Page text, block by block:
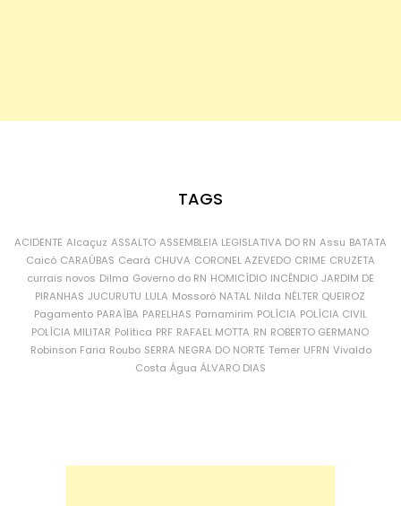
TAGS
ACIDENTE Alcaçuz ASSALTO ASSEMBLEIA LEGISLATIVA DO RN Assu BATATA
Caicó CARAÚBAS Ceará CHUVA CORONEL AZEVEDO CRIME CRUZETA
currais novos Dilma Governo do RN HOMICÍDIO INCÊNDIO JARDIM DE
PIRANHAS JUCURUTU LULA Mossoró NATAL Nilda NÉLTER QUEIROZ
Pagamento PARAÍBA PARELHAS Parnamirim POLÍCIA POLÍCIA CIVIL
POLÍCIA MILITAR Política PRF RAFAEL MOTTA RN ROBERTO GERMANO
Robinson Faria Roubo SERRA NEGRA DO NORTE Temer UFRN Vivaldo
Costa Água ÁLVARO DIAS